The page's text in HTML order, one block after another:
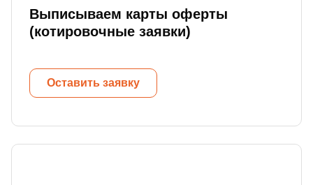
Выписываем карты оферты
(котировочные заявки)
Оставить заявку